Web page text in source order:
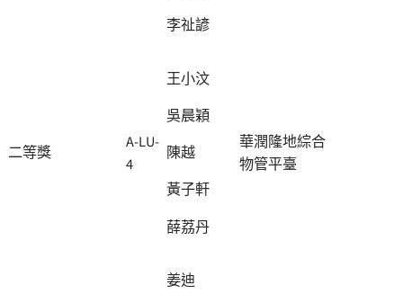
李祉諺
二等獎
A-LU-
4
王小汶
吳晨穎
陳越
黃子軒
薛荔丹
華潤隆地綜合
物管平臺
姜迪